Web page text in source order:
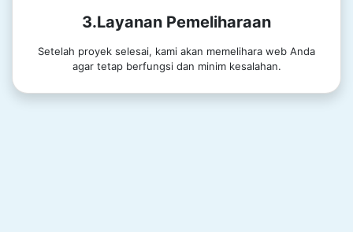
3.Layanan Pemeliharaan
Setelah proyek selesai, kami akan memelihara web Anda
agar tetap berfungsi dan minim kesalahan.